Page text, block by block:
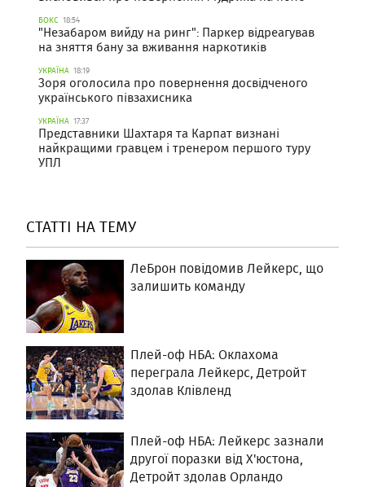
БОКС 18:54
"Незабаром вийду на ринг": Паркер відреагував
на зняття бану за вживання наркотиків
УКРАЇНА 18:19
Зоря оголосила про повернення досвідченого
українського півзахисника
УКРАЇНА 17:37
Представники Шахтаря та Карпат визнані
найкращими гравцем і тренером першого туру
УПЛ
СТАТТІ НА ТЕМУ
ЛеБрон повідомив Лейкерс, що
залишить команду
Плей-оф НБА: Оклахома
переграла Лейкерс, Детройт
здолав Клівленд
Плей-оф НБА: Лейкерс зазнали
другої поразки від Х'юстона,
Детройт здолав Орландо